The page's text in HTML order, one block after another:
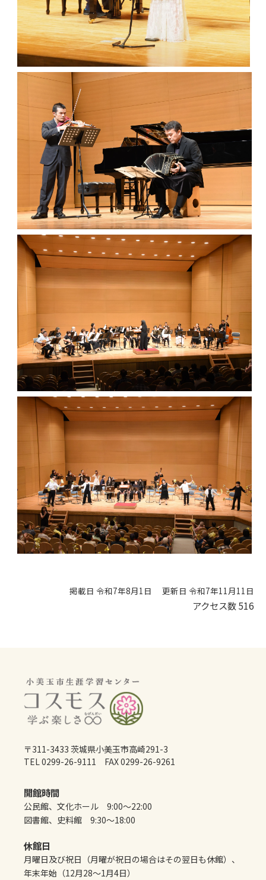
掲載日 令和7年8月1日 更新日 令和7年11月11日
アクセス数516
〒311-3433 茨城県小美玉市高崎291-3
TEL 0299-26-9111 FAX 0299-26-9261
開館時間
公民館、文化ホール 9:00～22:00
図書館、史料館 9:30～18:00
休館日
月曜日及び祝日（月曜が祝日の場合はその翌日も休館）、
年末年始（12月28～1月4日）